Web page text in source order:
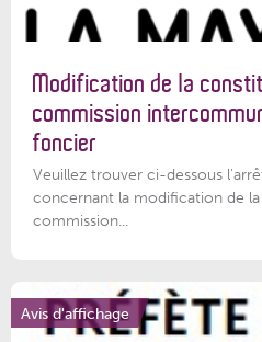
Modification de la
commission
foncier
Veuillez trouver ci-dessous
concernant la modification de
commission...
Avis d'affichage